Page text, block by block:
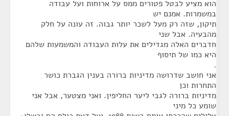
הוא מציע לבטל פטורים ממס על ארוחות ועל עבודה
במשמרות. אמנם יש
תיקון, שזה רק מעל לשכר יותר גבוה. זה עונה על חלק
מהבעיה. אבל שני
חדברים האלה מגדילים את עלות העבודה והמשמעות שלהם
היא כמו של תיסוף
.
אני חושב שדרושה מדיניות ברורה בענין הגברת כושר
התחרות וכן
מדיניות ברורה לגבי ליער החליפין. ואני מצטער, אבל אני
שומע כל מיני